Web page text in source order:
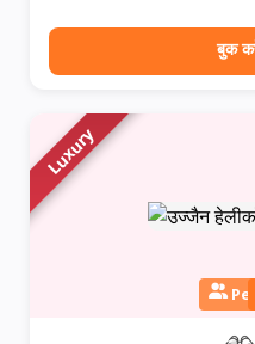
बुक
Luxury